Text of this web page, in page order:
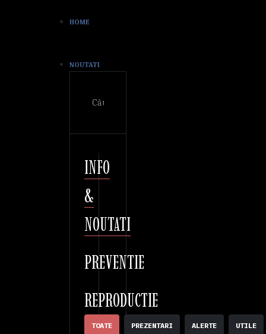
HOME
NOUTATI
Cautare
INFO
&
NOUTATI
PREVENTIE
REPRODUCTIE
TOATE PREZENTARI ALERTE UTILE